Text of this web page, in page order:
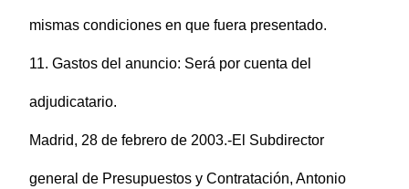
mismas condiciones en que fuera presentado.
11. Gastos del anuncio: Será por cuenta del
adjudicatario.
Madrid, 28 de febrero de 2003.-El Subdirector
general de Presupuestos y Contratación, Antonio